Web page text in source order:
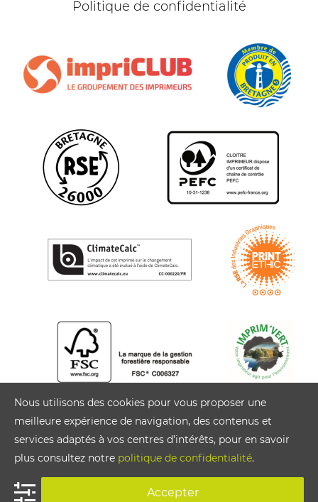
Politique de confidentialité
Nous utilisons des cookies pour vous proposer une
meilleure expérience de navigation, des contenus et
services adaptés à vos centres d’intérêts, pour en savoir
plus consultez notre politique de confidentialité.
Accepter